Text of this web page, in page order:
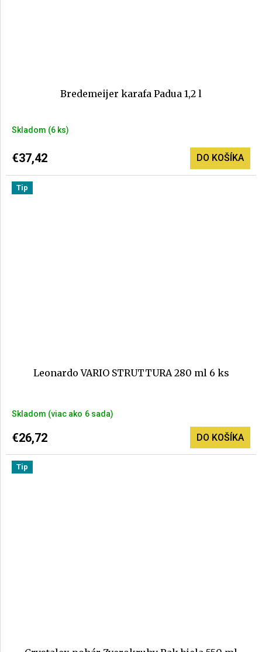
Bredemeijer karafa Padua 1,2 l
Skladom (6 ks)
€37,42 DO KOŠÍKA
Tip
Leonardo VARIO STRUTTURA 280 ml 6 ks
hodnotenie
produktu
je
3,3
Skladom (>6 sada)
€26,72 DO KOŠÍKA
Tip